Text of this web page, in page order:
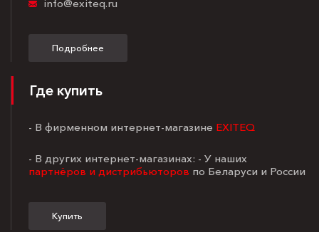
info@exiteq.ru
Подробнее
Где купить
- В фирменном интернет-магазине EXITEQ
- В других интернет-магазинах: - У наших
партнёров и дистрибьюторов по Беларуси и России
Купить